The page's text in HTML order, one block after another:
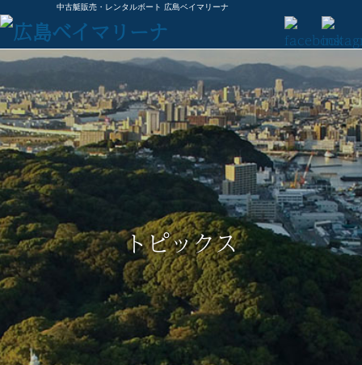
中古艇販売・レンタルボート 広島ベイマリーナ
トピックス